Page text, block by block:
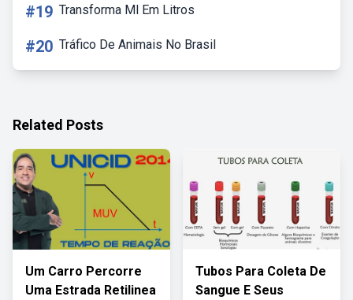
#19 Transforma Ml Em Litros
#20 Tráfico De Animais No Brasil
Related Posts
Um Carro Percorre
Uma Estrada Retilinea
Tubos Para Coleta De
Sangue E Seus